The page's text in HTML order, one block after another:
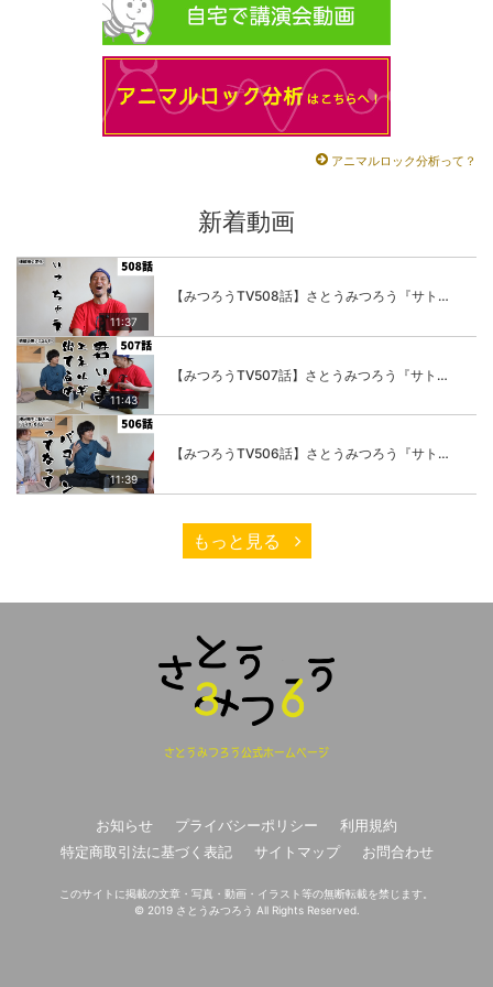
アニマルロック分析って？
新着動画
11:37
【みつろうTV508話】さとうみつろう『サトレル男塾』編④「“毎日”が変わります。楽しく」
11:43
【みつろうTV507話】さとうみつろう『サトレル男塾』編③「快楽は“自分のカラダの内側”にしかない」
11:39
【みつろうTV506話】さとうみつろう『サトレル男塾』編②「不思議な棒をお尻に…」
もっと見る
さとうみつろう公式ホームページ
お知らせ プライバシーポリシー
利用規約
特定商取引法に基づく表記
サイトマップ お問合わせ
このサイトに掲載の文章・写真・動画・イラスト等の無断転載を禁じます。
© 2019 さとうみつろう All Rights Reserved.